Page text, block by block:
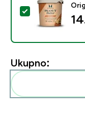
Odaberi ovaj
Ukupno: